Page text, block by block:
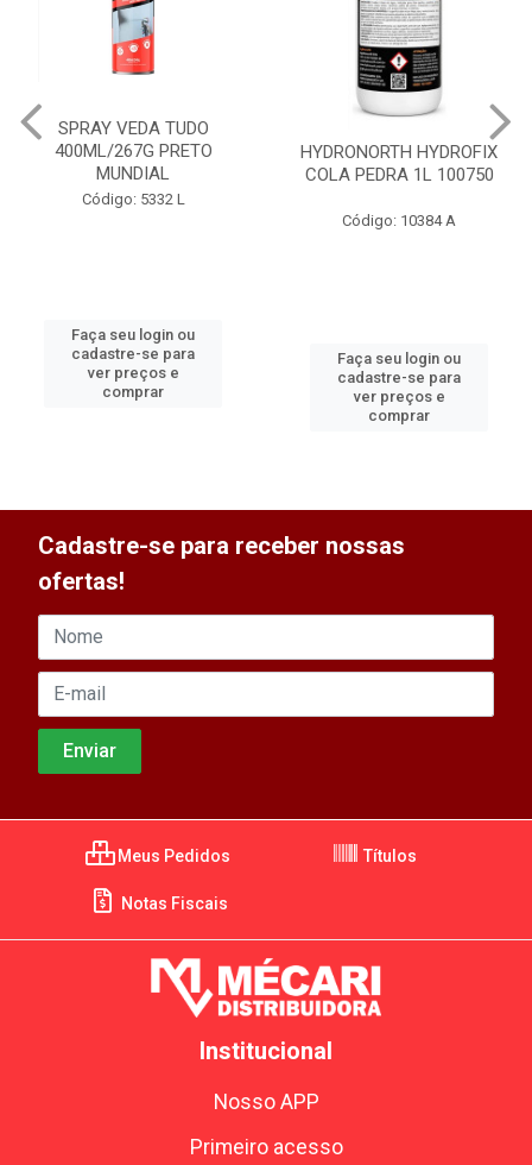
SPRAY VEDA TUDO
400ML/267G PRETO
MUNDIAL
Código: 5332 L
Faça seu login ou
cadastre-se para
ver preços e
comprar
HYDRONORTH HYDROFIX
COLA PEDRA 1L 100750
Código: 10384 A
Faça seu login ou
cadastre-se para
ver preços e
comprar
Cadastre-se para receber nossas
ofertas!
Meus Pedidos Títulos
Notas Fiscais
Institucional
Nosso APP
Primeiro acesso